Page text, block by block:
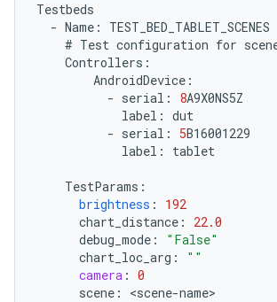
Testbeds
- Name :
TEST_BED_TABLET_SCENES
# Test configuration for
Controllers :
AndroidDevice :
- serial : 8A9X0NS5Z
label : dut
- serial : 5B16001229
label : tablet
TestParams :
brightness :
192
chart_distance :
22.0
debug_mode :
"False"
chart_loc_arg :
""
camera : 0
scene : <scene-name>